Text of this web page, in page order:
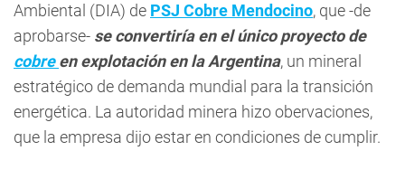
Ambiental (DIA) de PSJ Cobre Mendocino, que -de
aprobarse- se convertiría en el único proyecto de
cobreen explotación en la Argentina, un mineral
estratégico de demanda mundial para la transición
energética. La autoridad minera hizo obervaciones,
que la empresa dijo estar en condiciones de cumplir.